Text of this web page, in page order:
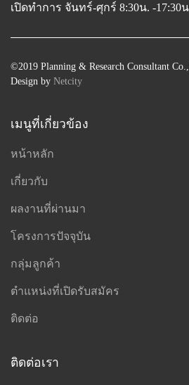
เปิดทำการ จันทร์-ศุกร์ 8:30น. -17:30
©2019 Planning & Research Consultant
Design by Netcity
เมนูที่เกี่ยวข้อง
หน้าหลัก
เกี่ยวกับ
ผลงานที่ผ่านมา
โครงการปัจจุบัน
กลุ่มลูกค้า
ตำแหน่งที่เปิดรับสมัคร
ติดต่อ
ติดต่อเรา